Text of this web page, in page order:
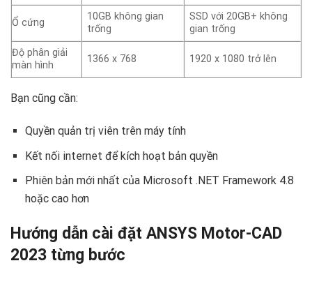
Ổ cứng
10GB không gian
trống
SSD với 20GB+ không
gian trống
Độ phân giải
màn hình
1366 x 768 1920 x 1080 trở lên
Bạn cũng cần:
Quyền quản trị viên trên máy tính
Kết nối internet để kích hoạt bản quyền
Phiên bản mới nhất của Microsoft .NET Framework 4.8
hoặc cao hơn
Hướng dẫn cài đặt ANSYS Motor-CAD
2023 từng bước